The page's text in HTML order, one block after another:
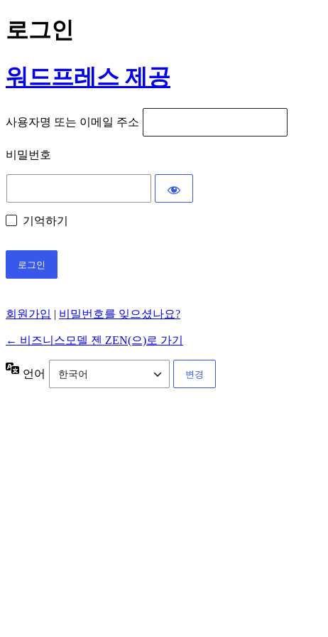
로그인
워드프레스 제공
사용자명 또는 이메일 주소
비밀번호
기억하기
회원가입 | 비밀번호를 잊으셨나요?
← 비즈니스모델 젠 ZEN(으)로 가기
언어